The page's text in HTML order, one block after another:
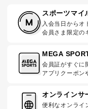
スポーツマイ
入会当日からオ
会員さま限定の
MEGA
会員証がすぐに
アプリクーポン
オンラインサ
便利なオンライ